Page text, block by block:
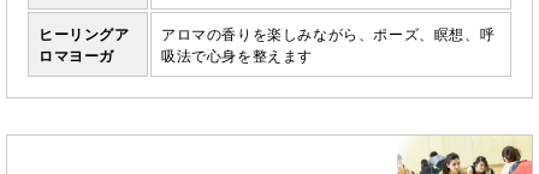
ヒーリングア
ロマヨーガ
アロマの香りを楽しみながら、ポーズ、瞑想、呼
吸法で心身を整えます